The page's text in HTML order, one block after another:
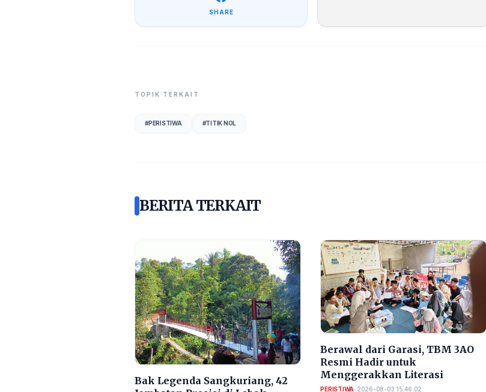
SHARE
TOPIK TERKAIT
#PERISTIWA #TITIK NOL
BERITA TERKAIT
Bak Legenda Sangkuriang, 42
Berawal dari Garasi, TBM 3AO
Resmi Hadir untuk
Menggerakkan Literasi
PERISTIWA•2026-08-03 15:46:02